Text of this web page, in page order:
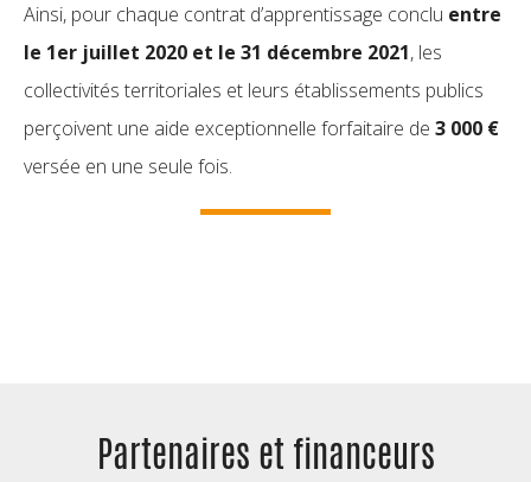
Ainsi, pour chaque contrat d’apprentissage conclu entre
le 1er juillet 2020 et le 31 décembre 2021, les
collectivités territoriales et leurs établissements publics
perçoivent une aide exceptionnelle forfaitaire de 3 000 €
versée en une seule fois.
Partenaires et financeurs